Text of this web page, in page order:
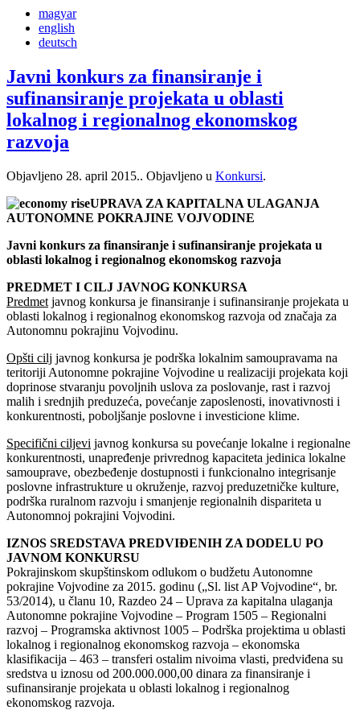
magyar
english
deutsch
Javni konkurs za finansiranje i
sufinansiranje projekata u oblasti
lokalnog i regionalnog ekonomskog
razvoja
Objavljeno 28. april 2015.. Objavljeno u Konkursi.
UPRAVA ZA KAPITALNA ULAGANJA
AUTONOMNE POKRAJINE VOJVODINE
Javni konkurs za finansiranje i sufinansiranje projekata u
oblasti lokalnog i regionalnog ekonomskog razvoja
PREDMET I CILJ JAVNOG KONKURSA
Predmet javnog konkursa je finansiranje i sufinansiranje projekata u
oblasti lokalnog i regionalnog ekonomskog razvoja od značaja za
Autonomnu pokrajinu Vojvodinu.
Opšti cilj javnog konkursa je podrška lokalnim samoupravama na
teritoriji Autonomne pokrajine Vojvodine u realizaciji projekata koji
doprinose stvaranju povoljnih uslova za poslovanje, rast i razvoj
malih i srednjih preduzeća, povećanje zaposlenosti, inovativnosti i
konkurentnosti, poboljšanje poslovne i investicione klime.
Specifični ciljevi javnog konkursa su povećanje lokalne i regionalne
konkurentnosti, unapređenje privrednog kapaciteta jedinica lokalne
samouprave, obezbeđenje dostupnosti i funkcionalno integrisanje
poslovne infrastrukture u okruženje, razvoj preduzetničke kulture,
podrška ruralnom razvoju i smanjenje regionalnih dispariteta u
Autonomnoj pokrajini Vojvodini.
IZNOS SREDSTAVA PREDVIĐENIH ZA DODELU PO
JAVNOM KONKURSU
Pokrajinskom skupštinskom odlukom o budžetu Autonomne
pokrajine Vojvodine za 2015. godinu („Sl. list AP Vojvodine“, br.
53/2014), u članu 10, Razdeo 24 – Uprava za kapitalna ulaganja
Autonomne pokrajine Vojvodine – Program 1505 – Regionalni
razvoj – Programska aktivnost 1005 – Podrška projektima u oblasti
lokalnog i regionalnog ekonomskog razvoja – ekonomska
klasifikacija – 463 – transferi ostalim nivoima vlasti, predviđena su
sredstva u iznosu od 200.000.000,00 dinara za finansiranje i
sufinansiranje projekata u oblasti lokalnog i regionalnog
ekonomskog razvoja.